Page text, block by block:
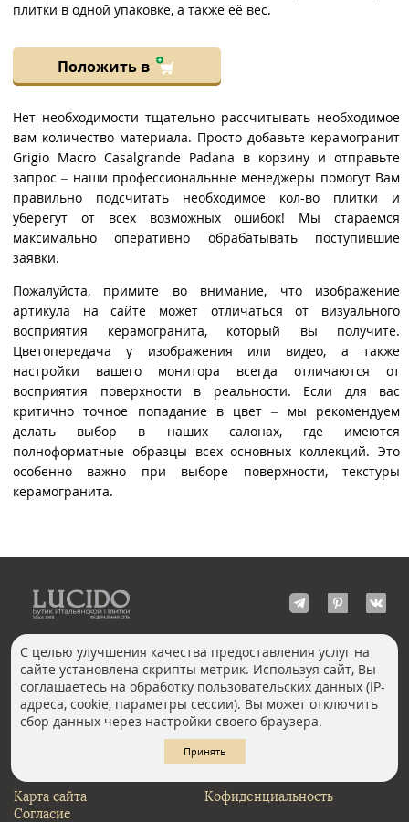
плитки в одной упаковке, а также её вес.
Положить в
Нет необходимости тщательно рассчитывать необходимое
вам количество материала. Просто добавьте керамогранит
Grigio Macro Casalgrande Padana в корзину и отправьте
запрос – наши профессиональные менеджеры помогут Вам
правильно подсчитать необходимое кол-во плитки и
уберегут от всех возможных ошибок! Мы стараемся
максимально оперативно обрабатывать поступившие
заявки.
Пожалуйста, примите во внимание, что изображение
артикула на сайте может отличаться от визуального
восприятия керамогранита, который вы получите.
Цветопередача у изображения или видео, а также
настройки вашего монитора всегда отличаются от
восприятия поверхности в реальности. Если для вас
критично точное попадание в цвет – мы рекомендуем
делать выбор в наших салонах, где имеются
полноформатные образцы всех основных коллекций. Это
особенно важно при выборе поверхности, текстуры
керамогранита.
КОНТАКТЫ
Москва, Пречистенка
Волгоград
Екатеринбург
Казань
Новосибирск
Санкт-Петербург
Карта сайта
Кофиденциальность
Согласие
С целью улучшения качества предоставления услуг на
сайте установлена скрипты метрик. Используя сайт, Вы
соглашаетесь на обработку пользовательских данных (IP-
адреса, cookie, параметры сессии). Вы может отключить
сбор данных через настройки своего браузера.
Принять